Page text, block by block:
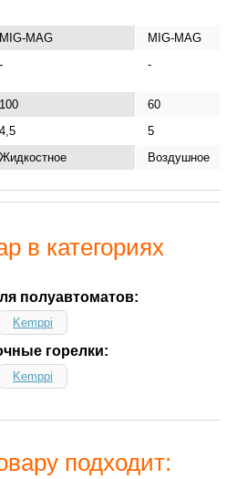
MIG-MAG
MIG-MAG
- -
100
60
4,5
5
Жидкостное Воздушное
в категориях
полуавтоматов:
Kemppi
горелки:
Kemppi
подходит: